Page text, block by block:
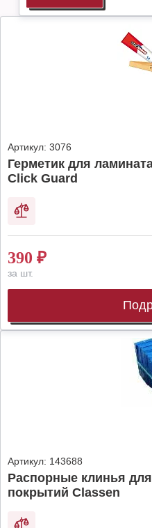
Артикул: 3076
Герметик для
Click Guard
390 ₽
за шт.
Артикул: 143688
Распорные клинья
покрытий Classen